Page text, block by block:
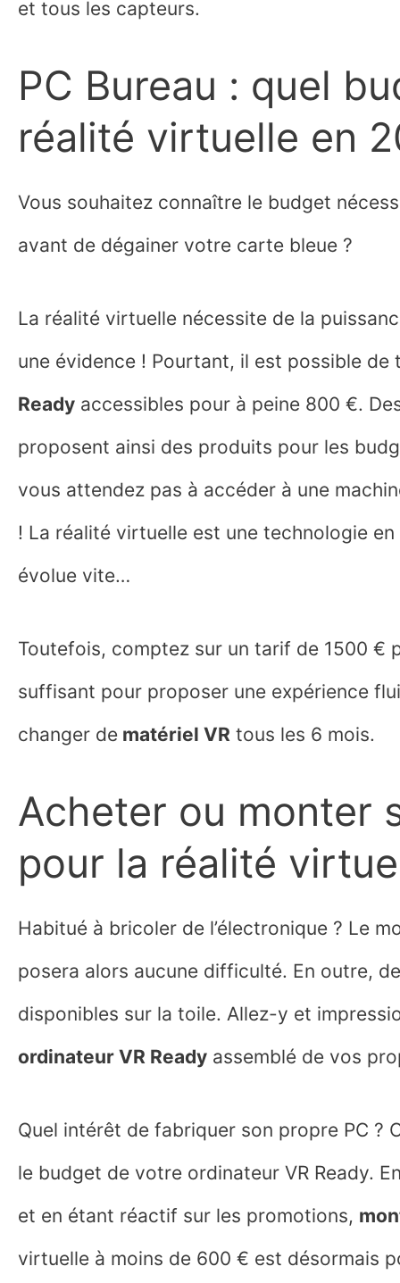
et tous les capteurs.
PC Bureau : quel
réalité virtuelle en
Vous souhaitez connaître le budget
avant de dégainer votre carte bleue ?
La réalité virtuelle nécessite de la
une évidence ! Pourtant, il est possible de
Ready accessibles pour à peine 800 €.
proposent ainsi des produits pour les
vous attendez pas à accéder à une
! La réalité virtuelle est une technologie
évolue vite…
Toutefois, comptez sur un tarif de 1500 €
suffisant pour proposer une expérience
changer de matériel VR tous les 6 mois.
Acheter ou monter
pour la réalité
Habitué à bricoler de l’électronique ? Le
posera alors aucune difficulté. En outre,
disponibles sur la toile. Allez-y et
ordinateur VR Ready assemblé de vos
Quel intérêt de fabriquer son propre PC ?
le budget de votre ordinateur VR Ready.
et en étant réactif sur les promotions,
virtuelle à moins de 600 € est désormais